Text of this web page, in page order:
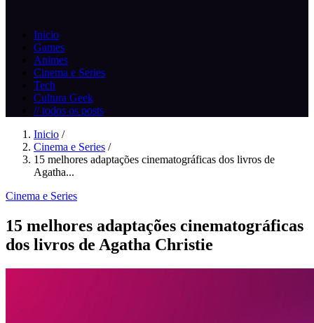
Inicio
Games
Animes
Cinema e Series
Tech
Cultura Geek
// todos os posts
Inicio /
Cinema e Series /
15 melhores adaptações cinematográficas dos livros de
Agatha...
Cinema e Series
15 melhores adaptações cinematográficas
dos livros de Agatha Christie